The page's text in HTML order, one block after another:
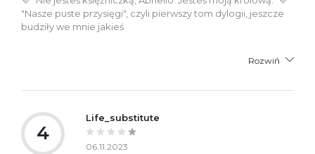
"Nasze puste przysięgi", czyli pierwszy tom dylogii, jeszcze
budziły we mnie jakieś
Rozwiń
4
Life_substitute
06.11.2023